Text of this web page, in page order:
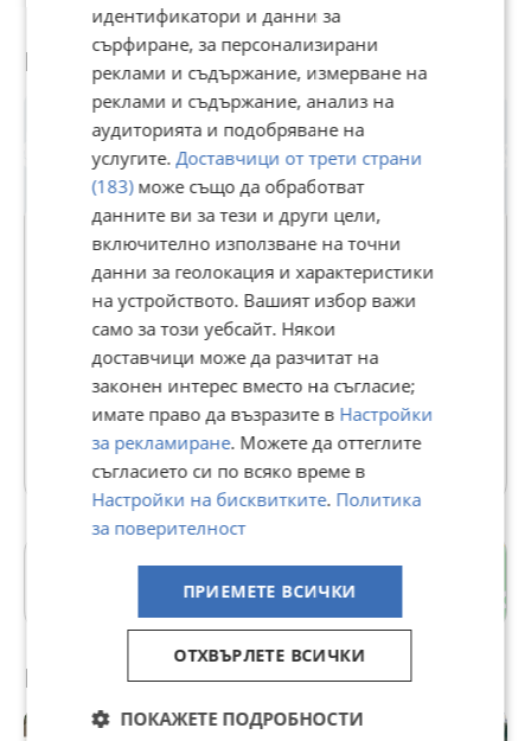
Потребител
ИМОТНА ТОЧКА - АСЕНОВГРАД
В Bazar.BG от 30 декември 2021г.
Последно активен днес в 01:29 ч.
56 Обяви
Още оферти на https://propertypoint.imot.bg
с. Катуница
Препоръчани за теб
идентификатори и данни за
сърфиране, за персонализирани
реклами и съдържание, измерване на
реклами и съдържание, анализ на
аудиторията и подобряване на
услугите. Доставчици от трети страни
(183)може също да обработват
данните ви за тези и други цели,
включително използване на точни
данни за геолокация и характеристики
на устройството. Вашият избор важи
само за този уебсайт. Някои
доставчици може да разчитат на
законен интерес вместо на съгласие;
имате право да възразите в Настройки
за рекламиране. Можете да оттеглите
съгласието си по всяко време в
Настройки на бисквитките. Политика
за поверителност
ПРИЕМЕТЕ ВСИЧКИ
ОТХВЪРЛЕТЕ ВСИЧКИ
ПОКАЖЕТЕ ПОДРОБНОСТИ